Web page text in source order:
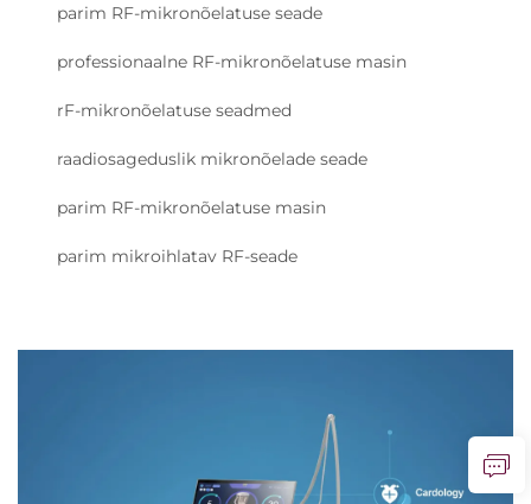
parim RF-mikronõelatuse seade
professionaalne RF-mikronõelatuse masin
rF-mikronõelatuse seadmed
raadiosageduslik mikronõelade seade
parim RF-mikronõelatuse masin
parim mikroihlatav RF-seade